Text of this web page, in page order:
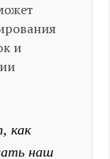
и
как
наш